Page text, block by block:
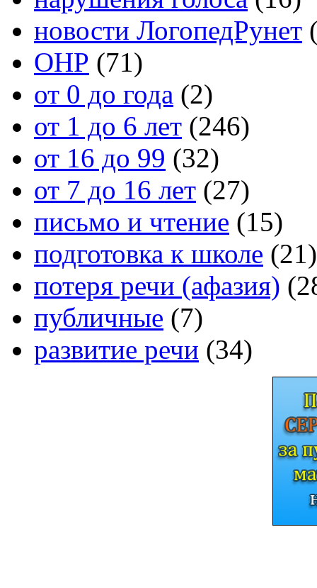
новости ЛогопедРунет
ОНР (71)
от 0 до года (2)
от 1 до 6 лет (246)
от 16 до 99 (32)
от 7 до 16 лет (27)
письмо и чтение (15)
подготовка к школе (21)
потеря речи (афазия)
публичные (7)
развитие речи (34)